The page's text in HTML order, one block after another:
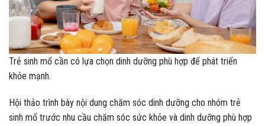
Trẻ sinh mổ cần có lựa chọn dinh dưỡng phù hợp để phát triển
khỏe mạnh.
Hội thảo trình bày nội dung chăm sóc dinh dưỡng cho nhóm trẻ
sinh mổ trước nhu cầu chăm sóc sức khỏe và dinh dưỡng phù hợp